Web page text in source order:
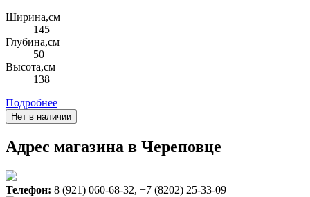
Ширина,см
145
Глубина,см
50
Высота,см
138
Подробнее
Нет в наличии
Адрес магазина в Череповце
Телефон: 8 (921) 060-68-32, +7 (8202) 25-33-09